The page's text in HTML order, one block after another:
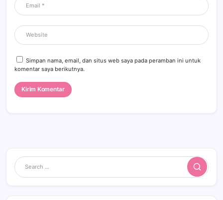
Simpan nama, email, dan situs web saya pada peramban ini untuk
komentar saya berikutnya.
Search